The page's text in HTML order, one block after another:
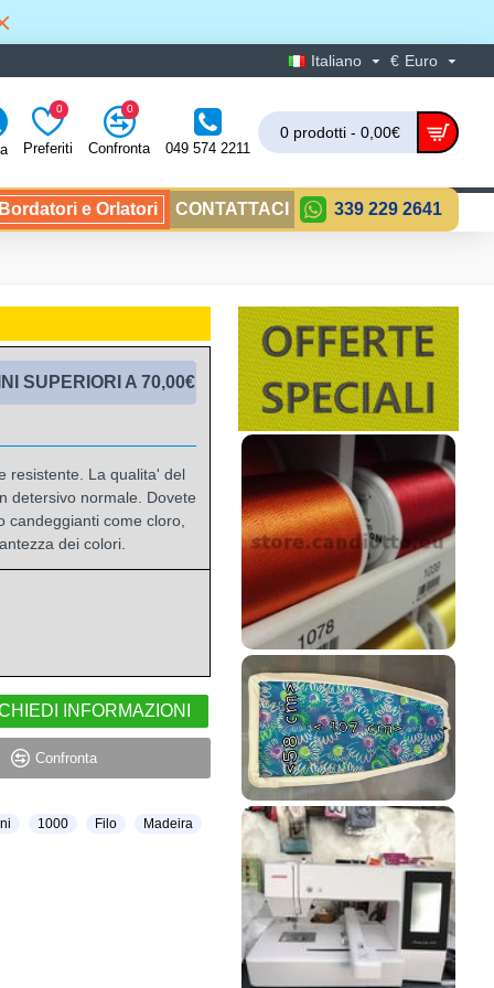
Italiano € Euro
Preferiti
0
Confronta
0
049 574 2211
0 prodotti - 0,00€
e Orlatori CONTATTACI 339 229 2641
resistente. La qualita' del
detersivo normale. Dovete
candeggianti come cloro,
dei colori.
SUPERIORI A 70,00€
INFORMAZIONI
Confronta
1000 Filo
Madeira